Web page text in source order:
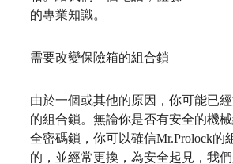
的專業知識。
需要改變保險箱的組合鎖
由於一個或其他的原因，你可能已
的組合鎖。無論你是否有安全的機
全密碼鎖，你可以確信Mr.Prolock的
的，並經常更換，為安全起見，我